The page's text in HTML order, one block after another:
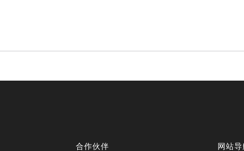
合作伙伴 网站导